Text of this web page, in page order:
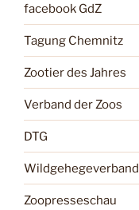
facebook GdZ
Tagung Chemnitz
Zootier des Jahres
Verband der Zoos
DTG
Wildgehegeverband
Zoopresseschau